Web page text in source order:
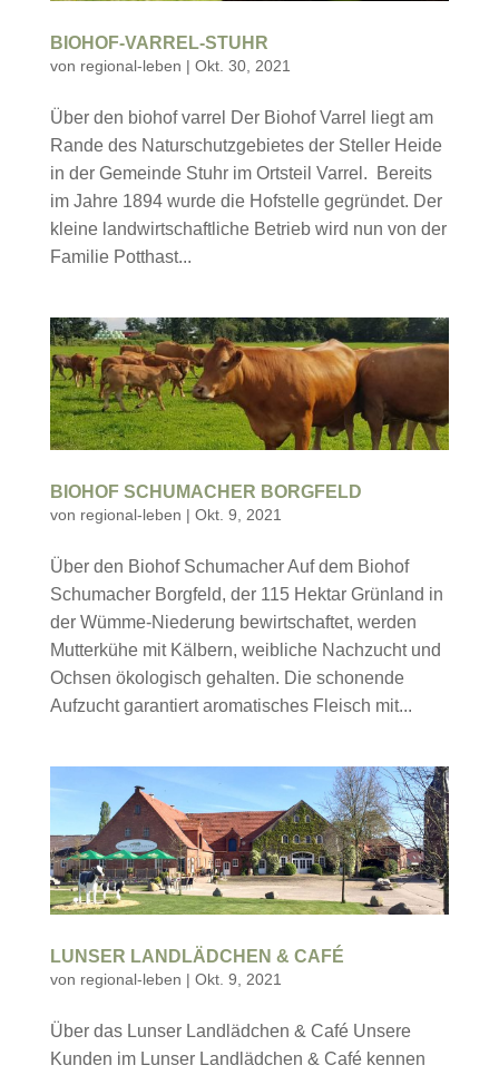
BIOHOF-VARREL-STUHR
von regional-leben | Okt. 30, 2021
Über den biohof varrel Der Biohof Varrel liegt am
Rande des Naturschutzgebietes der Steller Heide
in der Gemeinde Stuhr im Ortsteil Varrel. Bereits
im Jahre 1894 wurde die Hofstelle gegründet. Der
kleine landwirtschaftliche Betrieb wird nun von der
Familie Potthast...
BIOHOF SCHUMACHER BORGFELD
von regional-leben | Okt. 9, 2021
Über den Biohof Schumacher Auf dem Biohof
Schumacher Borgfeld, der 115 Hektar Grünland in
der Wümme-Niederung bewirtschaftet, werden
Mutterkühe mit Kälbern, weibliche Nachzucht und
Ochsen ökologisch gehalten. Die schonende
Aufzucht garantiert aromatisches Fleisch mit...
LUNSER LANDLÄDCHEN & CAFÉ
von regional-leben | Okt. 9, 2021
Über das Lunser Landlädchen & Café Unsere
Kunden im Lunser Landlädchen & Café kennen